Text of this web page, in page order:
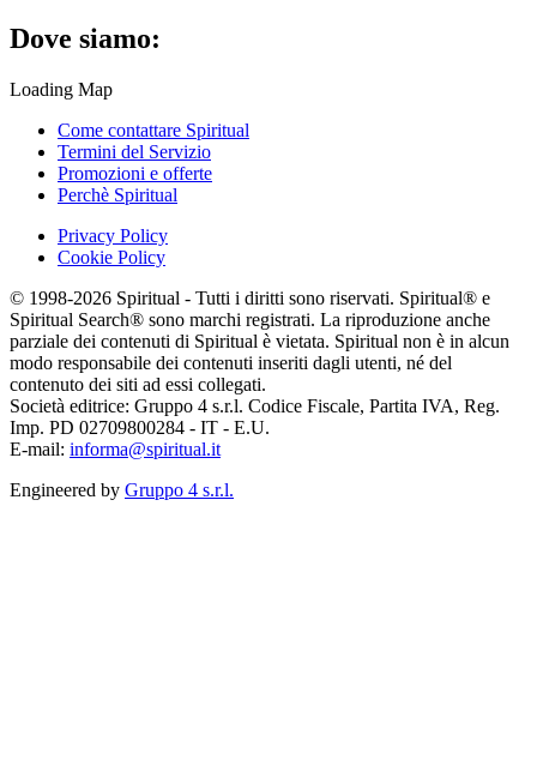
Dove siamo:
Loading Map
Come contattare Spiritual
Termini del Servizio
Promozioni e offerte
Perchè Spiritual
Privacy Policy
Cookie Policy
© 1998-2026 Spiritual - Tutti i diritti sono riservati. Spiritual® e
Spiritual Search® sono marchi registrati. La riproduzione anche
parziale dei contenuti di Spiritual è vietata. Spiritual non è in alcun
modo responsabile dei contenuti inseriti dagli utenti, né del
contenuto dei siti ad essi collegati.
Società editrice: Gruppo 4 s.r.l. Codice Fiscale, Partita IVA, Reg.
Imp. PD 02709800284 - IT - E.U.
E-mail: informa@spiritual.it
Engineered by Gruppo 4 s.r.l.